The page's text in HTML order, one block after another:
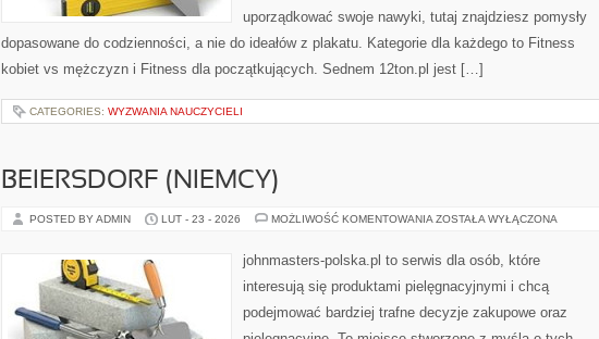
uporządkować swoje nawyki, tutaj znajdziesz pomysły
dopasowane do codzienności, a nie do ideałów z plakatu. Kategorie dla każdego to Fitness
kobiet vs mężczyzn i Fitness dla początkujących. Sednem 12ton.pl jest […]
CATEGORIES: WYZWANIA NAUCZYCIELI
BEIERSDORF (NIEMCY)
POSTED BY ADMIN LUT - 23 - 2026 MOŻLIWOŚĆ KOMENTOWANIA BEIERSDORF
ZOSTAŁA WYŁĄCZONA
johnmasters-polska.pl to serwis dla osób, które
interesują się produktami pielęgnacyjnymi i chcą
podejmować bardziej trafne decyzje zakupowe oraz